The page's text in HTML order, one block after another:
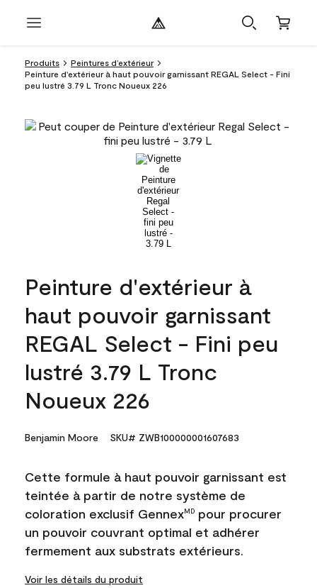
Produits
Peintures d’extérieur
Peinture d'extérieur à haut pouvoir garnissant REGAL Select - Fini
peu lustré 3.79 L Tronc Noueux 226
Peinture d'extérieur à
haut pouvoir garnissant
REGAL Select - Fini peu
lustré 3.79 L Tronc
Noueux 226
Benjamin Moore SKU# ZWB100000001607683
Cette formule à haut pouvoir garnissant est
teintée à partir de notre système de
coloration exclusif GennexMD pour procurer
un pouvoir couvrant optimal et adhérer
fermement aux substrats extérieurs.
Voir les détails du produit